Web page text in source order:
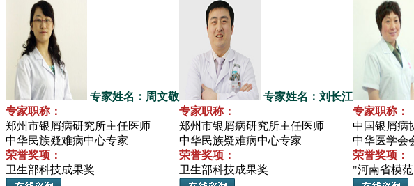
专家姓名：周文敬
专家职称：
郑州市银屑病研究所主任医师
中华民族疑难病中心专家
荣誉奖项：
卫生部科技成果奖
专家姓名：刘长江
专家职称：
郑州市银屑病研究所主任医师
中华民族疑难病中心专家
荣誉奖项：
卫生部科技成果奖
专家职称：
中国银屑病
中华医学会
荣誉奖项：
"河南省模